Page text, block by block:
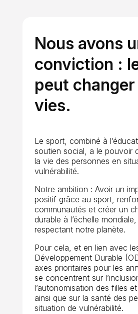
Nous avons
conviction :
peut changer
vies.
Le sport, combiné à
soutien social, a le pouvoir
la vie des personnes en
vulnérabilité.
Notre ambition : Avoir un
positif grâce au sport,
communautés et créer un
durable à l’échelle
respectant notre planète.
Pour cela, et en lien avec
Développement Durable
axes prioritaires pour les
se concentrent sur
l’autonomisation des filles
ainsi que sur la santé des
situation de vulnérabilité.